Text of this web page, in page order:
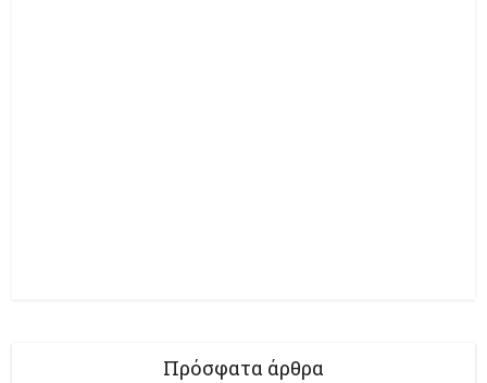
Πρόσφατα άρθρα